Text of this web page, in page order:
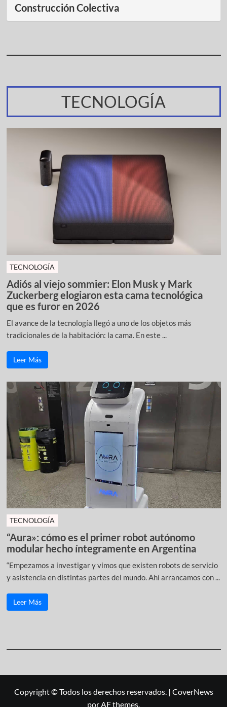
Construcción Colectiva
TECNOLOGÍA
TECNOLOGÍA
Adiós al viejo sommier: Elon Musk y Mark
Zuckerberg elogiaron esta cama tecnológica
que es furor en 2026
El avance de la tecnología llegó a uno de los objetos más
tradicionales de la habitación: la cama. En este ...
Leer Más
TECNOLOGÍA
“Aura»: cómo es el primer robot autónomo
modular hecho íntegramente en Argentina
“Empezamos a investigar y vimos que existen robots de servicio
y asistencia en distintas partes del mundo. Ahí arrancamos con ...
Leer Más
Copyright © Todos los derechos reservados. | CoverNews
por AF themes.